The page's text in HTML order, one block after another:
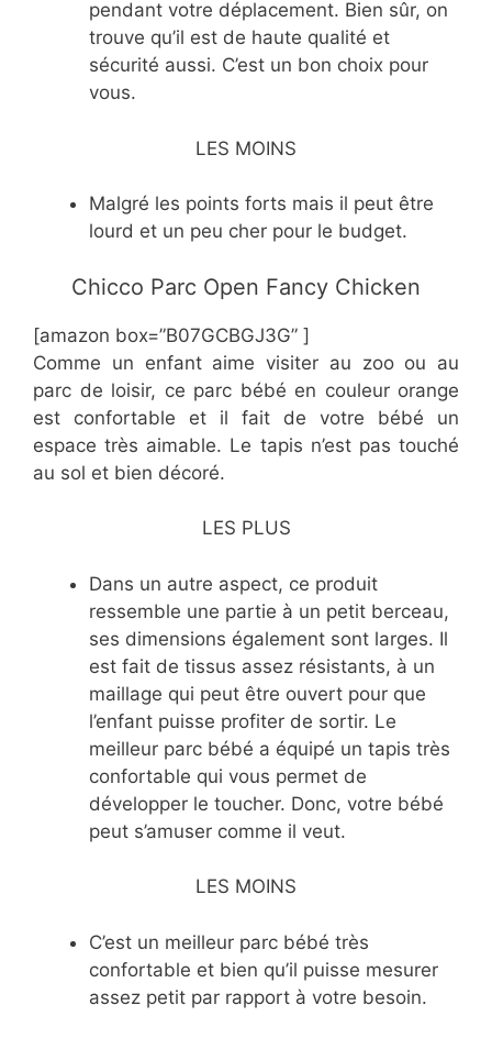
pendant votre déplacement. Bien sûr, on
trouve qu’il est de haute qualité et
sécurité aussi. C’est un bon choix pour
vous.
LES MOINS
Malgré les points forts mais il peut être
lourd et un peu cher pour le budget.
Chicco Parc Open Fancy Chicken
[amazon box=”B07GCBGJ3G” ]
Comme un enfant aime visiter au zoo ou au
parc de loisir, ce parc bébé en couleur orange
est confortable et il fait de votre bébé un
espace très aimable. Le tapis n’est pas touché
au sol et bien décoré.
LES PLUS
Dans un autre aspect, ce produit
ressemble une partie à un petit berceau,
ses dimensions également sont larges. Il
est fait de tissus assez résistants, à un
maillage qui peut être ouvert pour que
l’enfant puisse profiter de sortir. Le
meilleur parc bébé a équipé un tapis très
confortable qui vous permet de
développer le toucher. Donc, votre bébé
peut s’amuser comme il veut.
LES MOINS
C’est un meilleur parc bébé très
confortable et bien qu’il puisse mesurer
assez petit par rapport à votre besoin.